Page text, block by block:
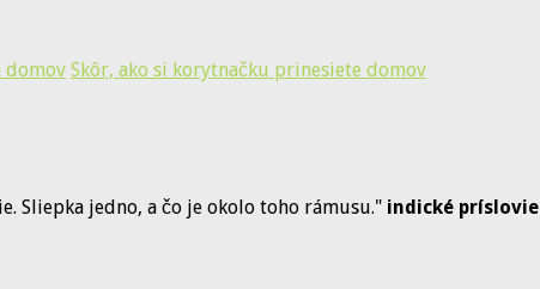
Skôr, ako si korytnačku prinesiete domov
Sliepka jedno, a čo je okolo toho rámusu." indické príslovie